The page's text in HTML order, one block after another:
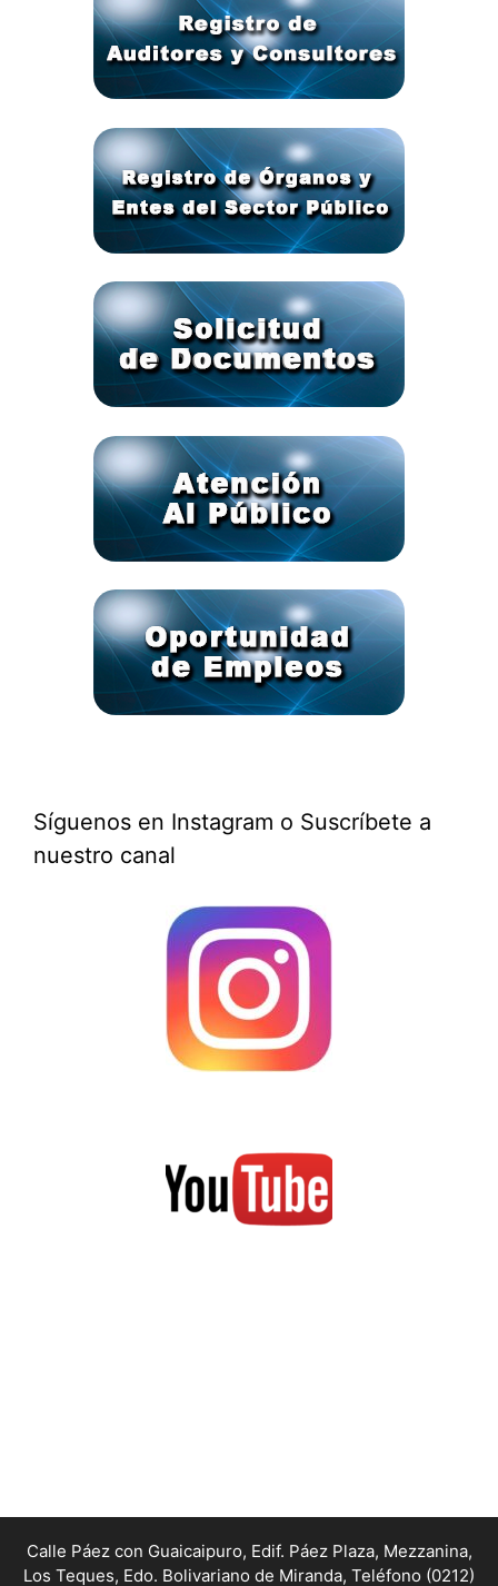
Síguenos en Instagram o Suscríbete a
nuestro canal
Calle Páez con Guaicaipuro, Edif. Páez Plaza, Mezzanina,
Los Teques, Edo. Bolivariano de Miranda, Teléfono (0212)